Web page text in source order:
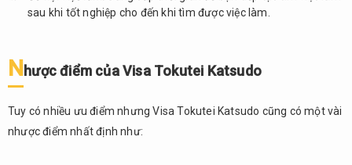
sau khi tốt nghiệp cho đến khi tìm được việc làm.
Nhược điểm của Visa Tokutei Katsudo
Tuy có nhiều ưu điểm nhưng Visa Tokutei Katsudo cũng có một vài
nhược điểm nhất định như: